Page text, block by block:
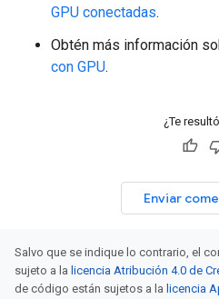
GPU conectadas.
Obtén más información
con GPU.
¿Te
Enviar
Salvo que se indique lo contrario, el
sujeto a la licencia Atribución 4.0 de
de código están sujetos a la licencia